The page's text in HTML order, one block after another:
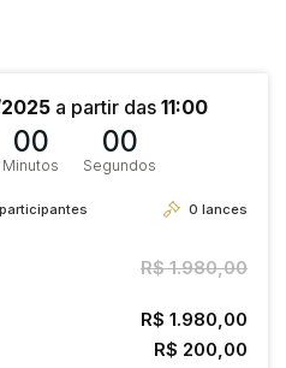
a partir das 11:00
00
Minutos
00
Segundos
participantes 0 lances
R$ 1.980,00
R$ 1.980,00
R$ 200,00